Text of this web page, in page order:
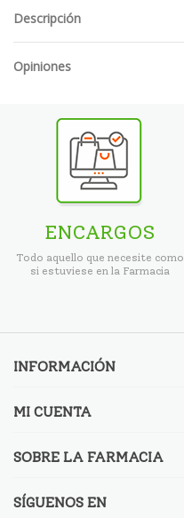
Descripción
Opiniones
ENCARGOS
Todo aquello que necesite como
si estuviese en la Farmacia
INFORMACIÓN
MI CUENTA
SOBRE LA FARMACIA
SÍGUENOS EN